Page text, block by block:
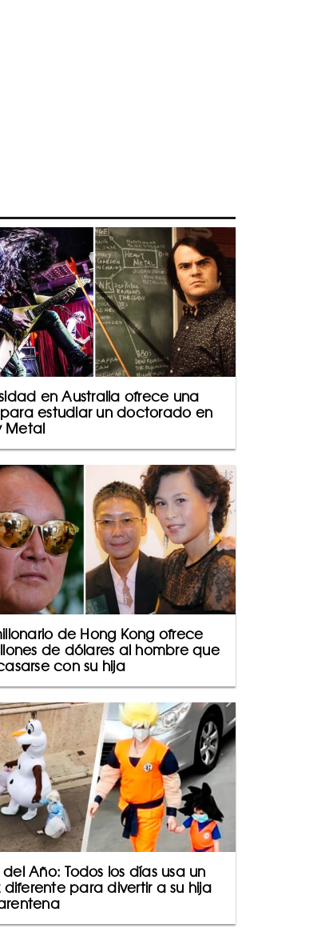
en Australia ofrece una
estudiar un doctorado en
Metal
de Hong Kong ofrece
de dólares al hombre que
con su hija
Año: Todos los días usa un
diferente para divertir a su hija